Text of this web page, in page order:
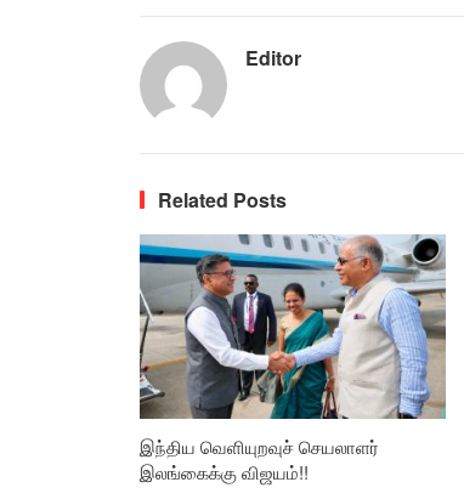
Editor
Related Posts
இந்திய வெளியுறவுச் செயலாளர்
இலங்கைக்கு விஜயம்!!